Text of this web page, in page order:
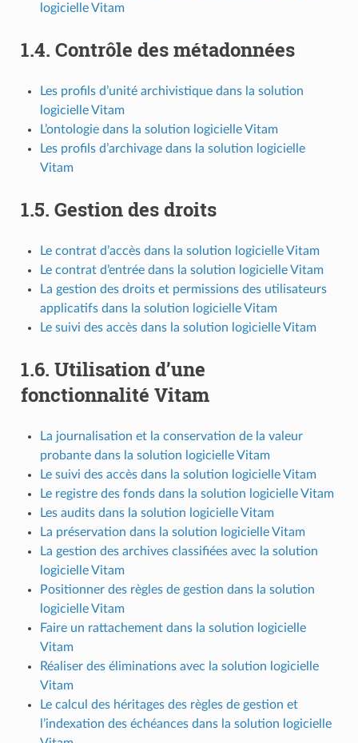
logicielle Vitam
1.4. Contrôle des métadonnées
Les profils d’unité archivistique dans la solution
logicielle Vitam
L’ontologie dans la solution logicielle Vitam
Les profils d’archivage dans la solution logicielle
Vitam
1.5. Gestion des droits
Le contrat d’accès dans la solution logicielle Vitam
Le contrat d’entrée dans la solution logicielle Vitam
La gestion des droits et permissions des utilisateurs
applicatifs dans la solution logicielle Vitam
Le suivi des accès dans la solution logicielle Vitam
1.6. Utilisation d’une
fonctionnalité Vitam
La journalisation et la conservation de la valeur
probante dans la solution logicielle Vitam
Le suivi des accès dans la solution logicielle Vitam
Le registre des fonds dans la solution logicielle Vitam
Les audits dans la solution logicielle Vitam
La préservation dans la solution logicielle Vitam
La gestion des archives classifiées avec la solution
logicielle Vitam
Positionner des règles de gestion dans la solution
logicielle Vitam
Faire un rattachement dans la solution logicielle
Vitam
Réaliser des éliminations avec la solution logicielle
Vitam
Le calcul des héritages des règles de gestion et
l’indexation des échéances dans la solution logicielle